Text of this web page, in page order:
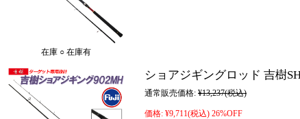
在庫 ○ 在庫有
ショアジギングロッド 吉樹
通常販売価格: ¥13,237(税込)
価格: ¥9,711(税込) 26%OFF